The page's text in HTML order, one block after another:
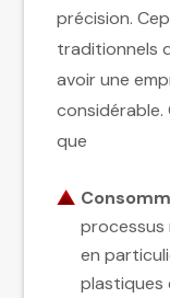
précision.
traditionnels
avoir une
considérable.
que
processus
en
plastiques